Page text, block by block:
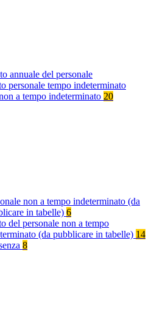
annuale del personale
personale tempo indeterminato
a tempo indeterminato 20
non a tempo indeterminato (da
in tabelle) 6
del personale non a tempo
(da pubblicare in tabelle) 14
8